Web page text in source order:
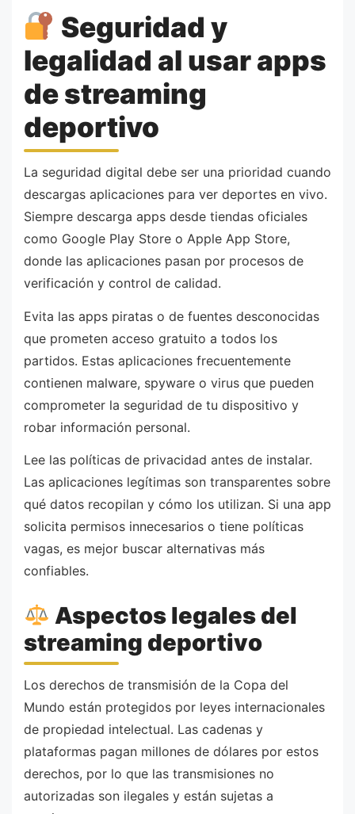
Seguridad y
legalidad al usar apps
de streaming
deportivo
La seguridad digital debe ser una prioridad cuando
descargas aplicaciones para ver deportes en vivo.
Siempre descarga apps desde tiendas oficiales
como Google Play Store o Apple App Store,
donde las aplicaciones pasan por procesos de
verificación y control de calidad.
Evita las apps piratas o de fuentes desconocidas
que prometen acceso gratuito a todos los
partidos. Estas aplicaciones frecuentemente
contienen malware, spyware o virus que pueden
comprometer la seguridad de tu dispositivo y
robar información personal.
Lee las políticas de privacidad antes de instalar.
Las aplicaciones legítimas son transparentes sobre
qué datos recopilan y cómo los utilizan. Si una app
solicita permisos innecesarios o tiene políticas
vagas, es mejor buscar alternativas más
confiables.
Aspectos legales del
streaming deportivo
Los derechos de transmisión de la Copa del
Mundo están protegidos por leyes internacionales
de propiedad intelectual. Las cadenas y
plataformas pagan millones de dólares por estos
derechos, por lo que las transmisiones no
autorizadas son ilegales y están sujetas a